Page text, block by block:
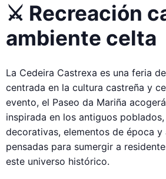
⚔️ Recreación
ambiente celta
La Cedeira Castrexa es una feria
centrada en la cultura castreña y
evento, el Paseo da Mariña
inspirada en los antiguos
decorativas, elementos de época
pensadas para sumergir a
este universo histórico.